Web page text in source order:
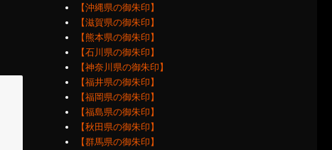
【沖縄県の御朱印】
【滋賀県の御朱印】
【熊本県の御朱印】
【石川県の御朱印】
【神奈川県の御朱印】
【福井県の御朱印】
【福岡県の御朱印】
【福島県の御朱印】
【秋田県の御朱印】
【群馬県の御朱印】